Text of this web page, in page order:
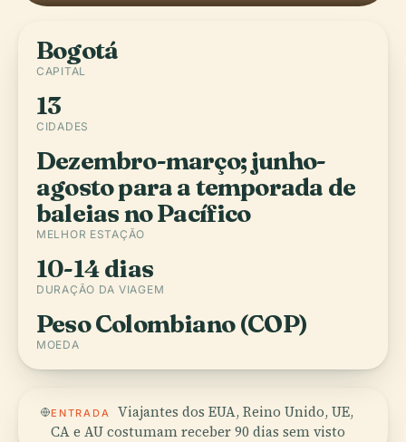
Bogotá
CAPITAL
13
CIDADES
Dezembro-março; junho-
agosto para a temporada de
baleias no Pacífico
MELHOR ESTAÇÃO
10-14 dias
DURAÇÃO DA VIAGEM
Peso Colombiano (COP)
MOEDA
ENTRADA
Viajantes dos EUA, Reino Unido, UE,
CA e AU costumam receber 90 dias sem visto